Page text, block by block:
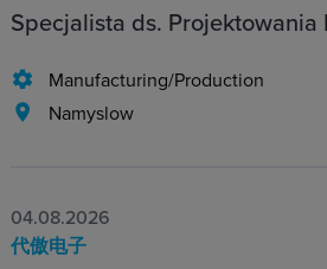
Specjalista ds. Projektowania
Manufacturing/Production
Namyslow
04.08.2026
代傲电子